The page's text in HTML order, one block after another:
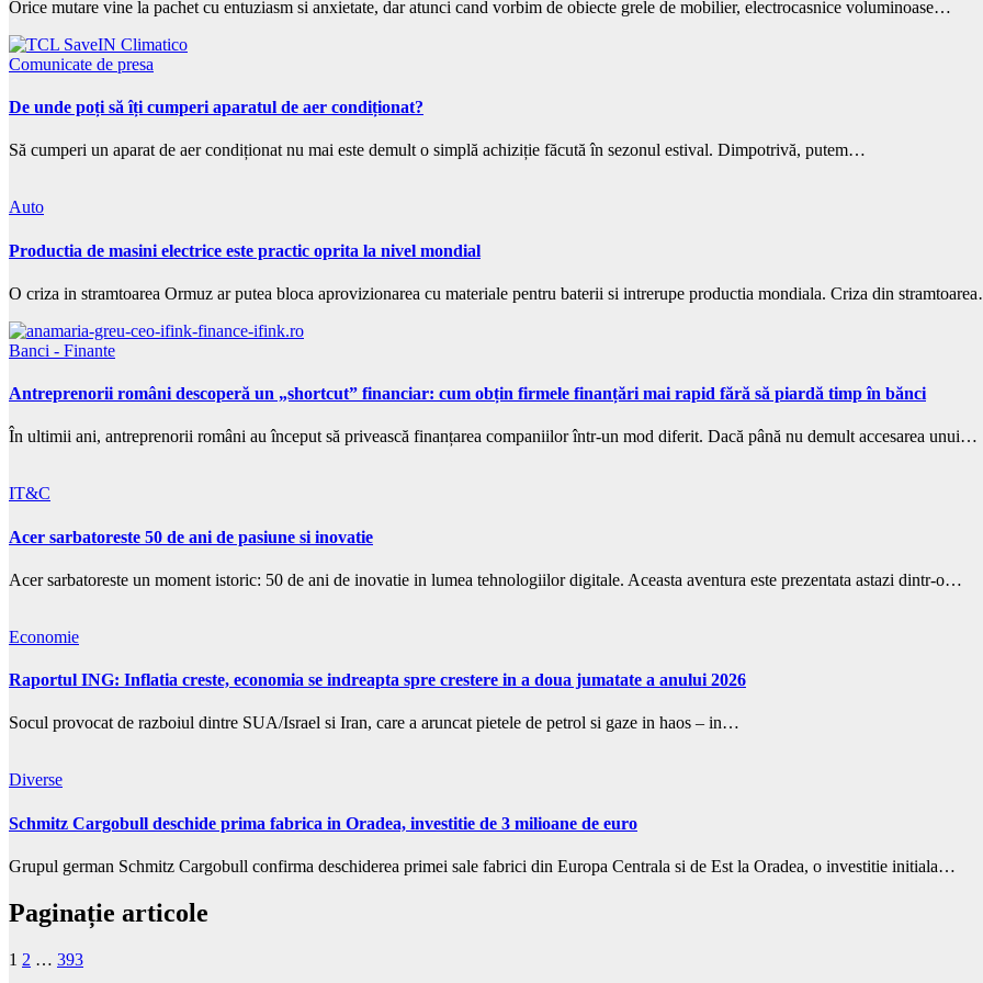
Orice mutare vine la pachet cu entuziasm si anxietate, dar atunci cand vorbim de obiecte grele de mobilier, electrocasnice voluminoase…
Comunicate de presa
De unde poți să îți cumperi aparatul de aer condiționat?
Să cumperi un aparat de aer condiționat nu mai este demult o simplă achiziție făcută în sezonul estival. Dimpotrivă, putem…
Auto
Productia de masini electrice este practic oprita la nivel mondial
O criza in stramtoarea Ormuz ar putea bloca aprovizionarea cu materiale pentru baterii si intrerupe productia mondiala. Criza din
Banci - Finante
Antreprenorii români descoperă un „shortcut” financiar: cum obțin firmele finanțări mai rapid fără să piardă timp în bănci
În ultimii ani, antreprenorii români au început să privească finanțarea companiilor într-un mod diferit. Dacă până nu demult accesarea unui…
IT&C
Acer sarbatoreste 50 de ani de pasiune si inovatie
Acer sarbatoreste un moment istoric: 50 de ani de inovatie in lumea tehnologiilor digitale. Aceasta aventura este prezentata astazi dintr-o…
Economie
Raportul ING: Inflatia creste, economia se indreapta spre crestere in a doua jumatate a anului 2026
Socul provocat de razboiul dintre SUA/Israel si Iran, care a aruncat pietele de petrol si gaze in haos – in…
Diverse
Schmitz Cargobull deschide prima fabrica in Oradea, investitie de 3 milioane de euro
Grupul german Schmitz Cargobull confirma deschiderea primei sale fabrici din Europa Centrala si de Est la Oradea, o investitie initiala…
Paginație articole
1 2 … 393